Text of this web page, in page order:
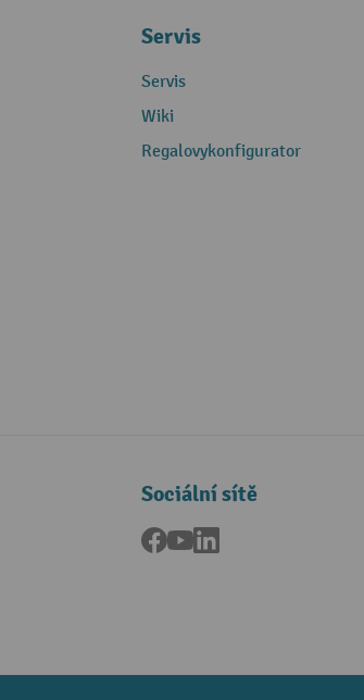
Servis
Servis
Wiki
Regalovykonfigurator
Sociální sítě
Facebook
YouTube